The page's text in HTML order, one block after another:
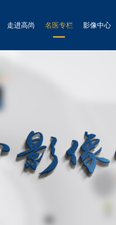
走进高尚 名医专栏 影像中心